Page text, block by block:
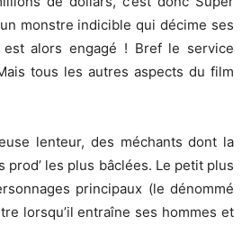
monstre indicible qui décime ses
alors engagé ! Bref le service
tous les autres aspects du film
lenteur, des méchants dont la
les plus bâclées. Le petit plus
principaux (le dénommé
lorsqu’il entraîne ses hommes et